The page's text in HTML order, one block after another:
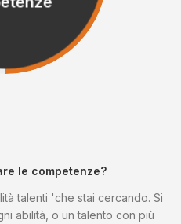
le competenze?
talenti 'che stai cercando. Si
abilità, o un talento con più